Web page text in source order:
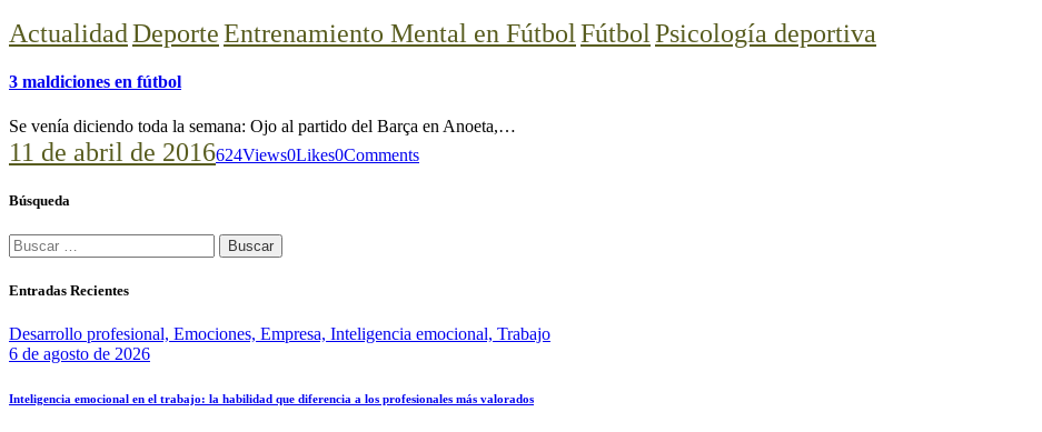
ActualidadDeporteEntrenamiento Mental en Fútbol Fútbol Psicología deportiva
3 maldiciones en fútbol
Se venía diciendo toda la semana: Ojo al partido del Barça en Anoeta,…
11 de abril de 2016624Views0Likes0Comments
Búsqueda
Entradas Recientes
Desarrollo profesional, Emociones, Empresa, Inteligencia emocional, Trabajo
6 de agosto de 2026
Inteligencia emocional en el trabajo: la habilidad que diferencia a los profesionales más valorados